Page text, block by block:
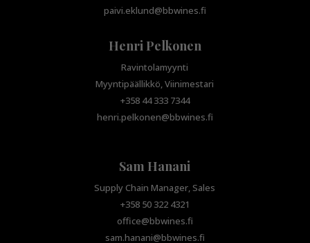
paivi.eklund@bbwines.fi
Henri Pelkonen
Ravintolamyynti
Myyntipäällikkö, Viinimestari
+358 44 333 7344
henri.pelkonen@bbwines.fi
Sam Hanani
Supply Chain Manager, Sales
+358 50 322 4321
office@bbwines.fi
sam.hanani@bbwines.fi